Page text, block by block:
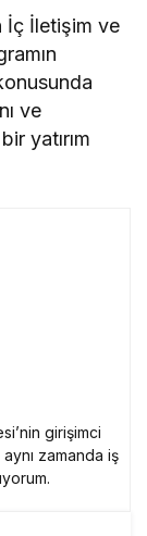
İç İletişim ve
ve
yatırım
girişimci
zamanda iş